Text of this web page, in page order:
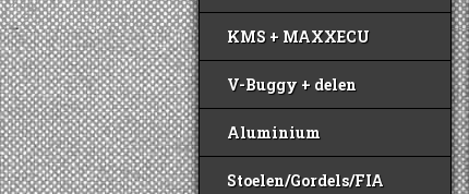
KMS + MAXXECU
V-Buggy + delen
Aluminium
Stoelen/Gordels/FIA